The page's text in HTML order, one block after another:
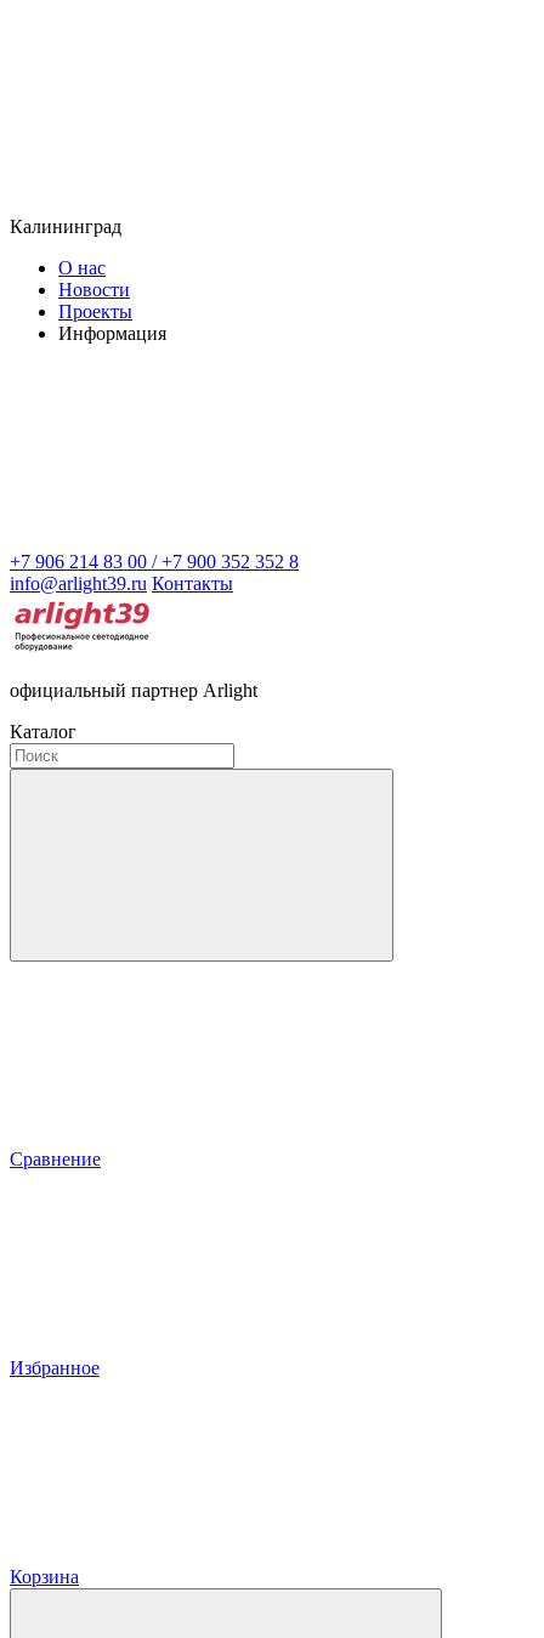
Калининград
О нас
Новости
Проекты
Информация
+7 906 214 83 00 / +7 900 352 352 8
info@arlight39.ru Контакты
официальный партнер Arlight
Каталог
Сравнение
Избранное
Корзина